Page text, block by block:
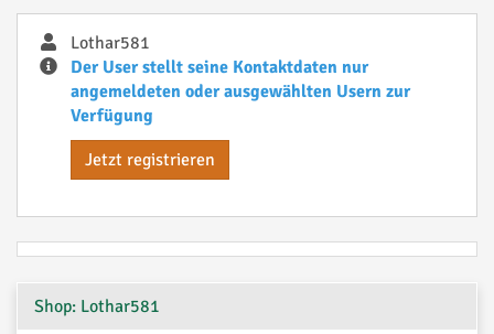
Lothar581
Der User stellt seine Kontaktdaten nur
angemeldeten oder ausgewählten Usern zur
Verfügung
Jetzt registrieren
Shop: Lothar581